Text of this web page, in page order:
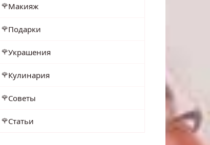
Макияж
Подарки
Украшения
Кулинария
Советы
Статьи